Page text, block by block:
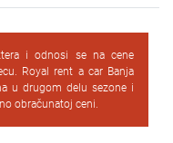
i odnosi se na cene
Royal rent a car Banja
u drugom delu sezone i
obračunatoj ceni.